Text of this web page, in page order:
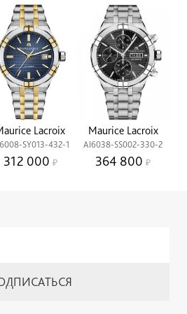
Lacroix
SY013-432-1
312 000
Maurice Lacroix
AI6038-SS002-330-2
364 800